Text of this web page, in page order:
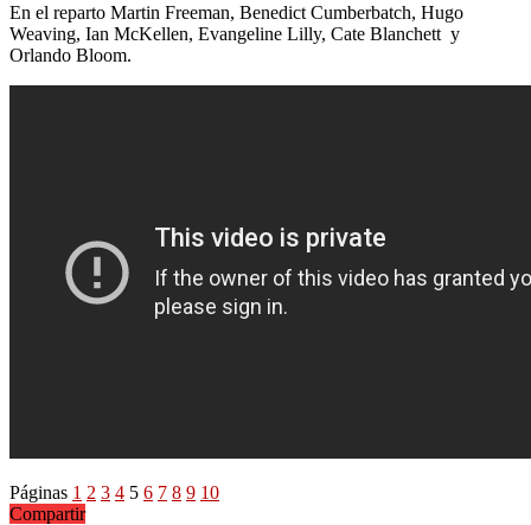
En el reparto Martin Freeman, Benedict Cumberbatch, Hugo
Weaving, Ian McKellen, Evangeline Lilly, Cate Blanchett y
Orlando Bloom.
Páginas 1 2 3 4 5 6 7 8 9 10
Compartir